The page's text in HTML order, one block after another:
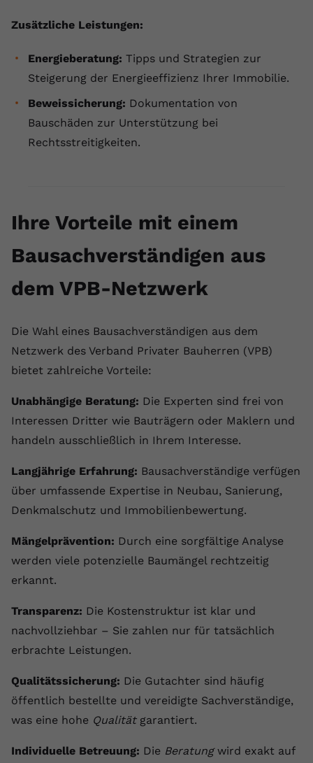
Zusätzliche Leistungen:
Energieberatung: Tipps und Strategien zur
Steigerung der Energieeffizienz Ihrer Immobilie.
Beweissicherung: Dokumentation von
Bauschäden zur Unterstützung bei
Rechtsstreitigkeiten.
Ihre Vorteile mit einem
Bausachverständigen aus
dem VPB-Netzwerk
Die Wahl eines Bausachverständigen aus dem
Netzwerk des Verband Privater Bauherren (VPB)
bietet zahlreiche Vorteile:
Unabhängige Beratung: Die Experten sind frei von
Interessen Dritter wie Bauträgern oder Maklern und
handeln ausschließlich in Ihrem Interesse.
Langjährige Erfahrung: Bausachverständige verfügen
über umfassende Expertise in Neubau, Sanierung,
Denkmalschutz und Immobilienbewertung.
Mängelprävention: Durch eine sorgfältige Analyse
werden viele potenzielle Baumängel rechtzeitig
erkannt.
Transparenz: Die Kostenstruktur ist klar und
nachvollziehbar – Sie zahlen nur für tatsächlich
erbrachte Leistungen.
Qualitätssicherung: Die Gutachter sind häufig
öffentlich bestellte und vereidigte Sachverständige,
was eine hohe Qualitätgarantiert.
Individuelle Betreuung: Die Beratungwird exakt auf
Videopräferenzen des Nutzers zu
Videos verwendet.